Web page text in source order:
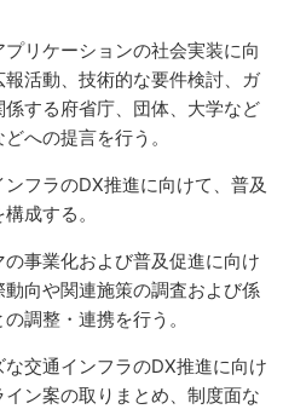
リケーションの社会実装に向
活動、技術的な要件検討、ガ
する府省庁、団体、大学など
への提言を行う。
フラのDX推進に向けて、普及
成する。
事業化および普及促進に向け
向や関連施策の調査および係
調整・連携を行う。
交通インフラのDX推進に向け
ン案の取りまとめ、制度面な